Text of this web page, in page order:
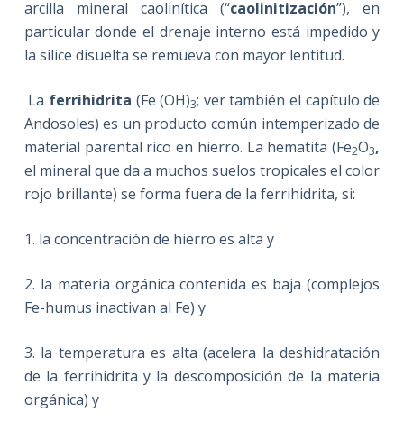
arcilla mineral caolinítica (“caolinitización”), en
particular donde el drenaje interno está impedido y
la sílice disuelta se remueva con mayor lentitud.
La ferrihidrita (Fe (OH)3; ver también el capítulo de
Andosoles) es un producto común intemperizado de
material parental rico en hierro. La hematita (Fe2O3,
el mineral que da a muchos suelos tropicales el color
rojo brillante) se forma fuera de la ferrihidrita, si:
1. la concentración de hierro es alta y
2. la materia orgánica contenida es baja (complejos
Fe-humus inactivan al Fe) y
3. la temperatura es alta (acelera la deshidratación
de la ferrihidrita y la descomposición de la materia
orgánica) y